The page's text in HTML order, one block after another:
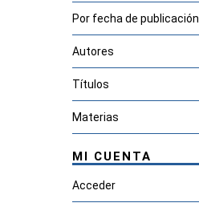
Por fecha de publicación
Autores
Títulos
Materias
MI CUENTA
Acceder